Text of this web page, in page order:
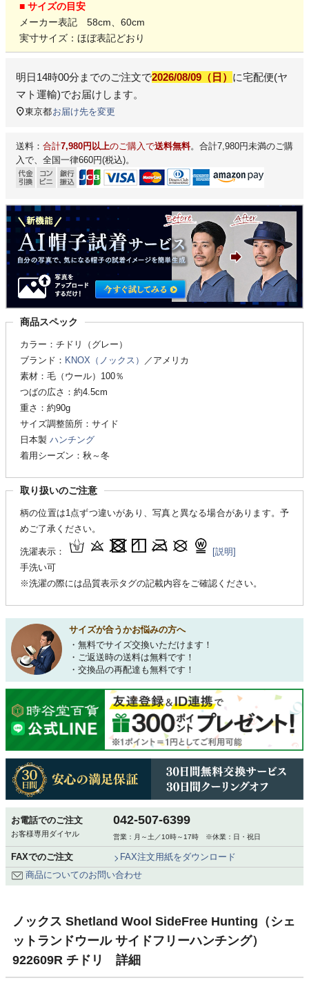
■ サイズの目安
メーカー表記 58cm、60cm
実寸サイズ：ほぼ表記どおり
明日14時00分 までのご注文で2026/08/09（日） に宅配便(ヤ
マト運輸)でお届けします。
東京都お届け先を変更
送料： 合計7,980円以上のご購入で送料無料。合計7,980円未満のご購
入で、全国一律660円(税込)。
商品スペック
カラー：チドリ（グレー）
ブランド： KNOX（ノックス）
／アメリカ
素材：毛（ウール）100％
つばの広さ：約4.5cm
重さ：約90g
サイズ調整箇所：サイド
日本製 ハンチング
着用シーズン：秋～冬
取り扱いのご注意
柄の位置は1点ずつ違いがあり、写真と異なる場合があります。予
めご了承ください。
洗濯表示：
[説明]
手洗い可
※洗濯の際には品質表示タグの記載内容をご確認ください。
サイズが合うかお悩みの方へ
・無料でサイズ交換いただけます！
・ご返送時の送料は無料です！
・交換品の再配達も無料です！
お電話でのご注文
お客様専用ダイヤル
042-507-6399
営業：月～土／10時～17時 ※休業：日・祝日
FAXでのご注文
FAX注文用紙をダウンロード
商品についてのお問い合わせ
ノックス Shetland Wool SideFree Hunting（シェ
ットランドウール サイドフリーハンチング）
922609R チドリ 詳細